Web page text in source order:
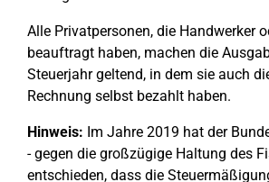
Alle Privatpersonen, die Handwerker
beauftragt haben, machen die
Steuerjahr geltend, in dem sie auch
Rechnung selbst bezahlt haben.
Hinweis: Im Jahre 2019 hat der
- gegen die großzügige Haltung des
entschieden, dass die